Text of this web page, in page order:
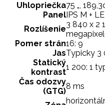
Uhlopriečka75 „,
Panel IPS M +
Rozlíšenie3 840 x 2
Pomer strán16: 9
JasTypicky 3
Statický
kontrast
1 200: 1
Čas odozvy
(GTG)
8 ms